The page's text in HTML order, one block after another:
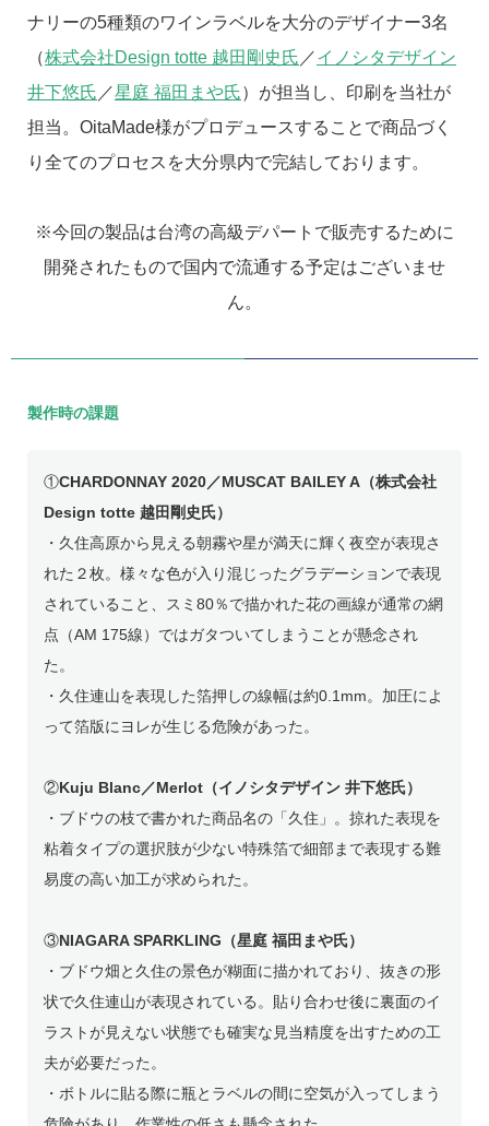
ナリーの5種類のワインラベルを大分のデザイナー3名
（株式会社Design totte 越田剛史氏 ／イノシタデザイン
井下悠氏 ／星庭 福田まや氏）が担当し、印刷を当社が
担当。OitaMade様がプロデュースすることで商品づく
り全てのプロセスを大分県内で完結しております。
※今回の製品は台湾の高級デパートで販売するために
開発されたもので国内で流通する予定はございませ
ん。
製作時の課題
①CHARDONNAY 2020／MUSCAT BAILEY A（株式会社
Design totte 越田剛史氏）
・久住高原から見える朝霧や星が満天に輝く夜空が表現さ
れた２枚。様々な色が入り混じったグラデーションで表現
されていること、スミ80％で描かれた花の画線が通常の網
点（AM 175線）ではガタついてしまうことが懸念され
た。
・久住連山を表現した箔押しの線幅は約0.1mm。加圧によ
って箔版にヨレが生じる危険があった。
②Kuju Blanc／Merlot（イノシタデザイン 井下悠氏）
・ブドウの枝で書かれた商品名の「久住」。掠れた表現を
粘着タイプの選択肢が少ない特殊箔で細部まで表現する難
易度の高い加工が求められた。
③NIAGARA SPARKLING（星庭 福田まや氏）
・ブドウ畑と久住の景色が糊面に描かれており、抜きの形
状で久住連山が表現されている。貼り合わせ後に裏面のイ
ラストが見えない状態でも確実な見当精度を出すための工
夫が必要だった。
・ボトルに貼る際に瓶とラベルの間に空気が入ってしまう